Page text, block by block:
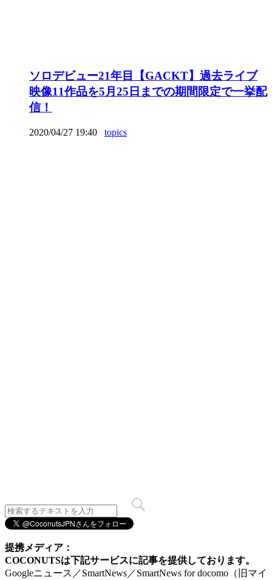
ソロデビュー21年目【GACKT】過去ライブ
映像11作品を5月25日までの期間限定で一挙配
信！
2020/04/27 19:40 topics
提携メディア：
COCONUTSは下記サービスに記事を提供しております。
Googleニュース／SmartNews／SmartNews for docomo（旧マイ